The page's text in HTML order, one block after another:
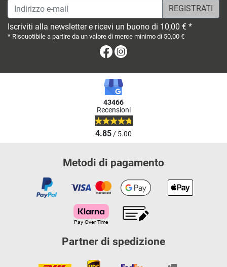
Indirizzo e-mail
Iscriviti alla newsletter e ricevi un buono di 10,00 € *
* Riscuotibile a partire da un valore di merce minimo di 50,00 €
Facebook
43466
Recensioni
4.85/ 5.00
Metodi di pagamento
Partner di spedizione